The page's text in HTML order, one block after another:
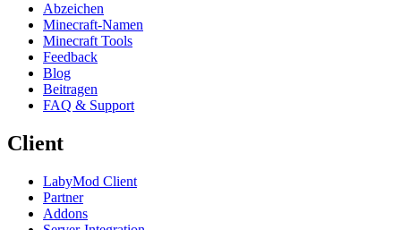
Abzeichen
Minecraft-Namen
Minecraft Tools
Feedback
Blog
Beitragen
FAQ & Support
Client
LabyMod Client
Partner
Addons